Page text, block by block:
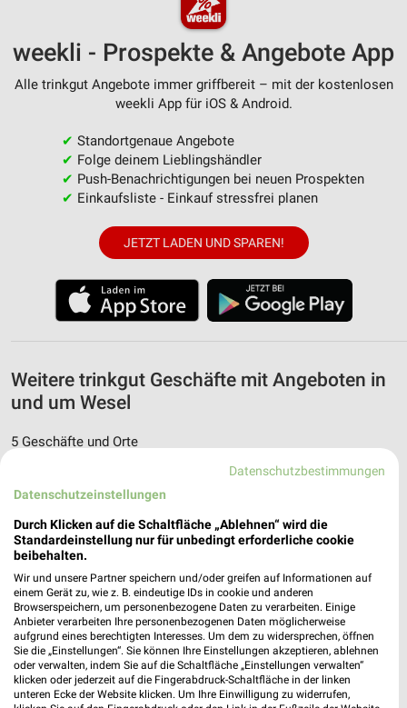
weekli - Prospekte & Angebote App
Alle trinkgut Angebote immer griffbereit – mit der kostenlosen
weekli App für iOS & Android.
✔ Standortgenaue Angebote
✔ Folge deinem Lieblingshändler
✔ Push-Benachrichtigungen bei neuen Prospekten
✔ Einkaufsliste - Einkauf stressfrei planen
JETZT LADEN UND SPAREN!
Weitere trinkgut Geschäfte mit Angeboten in
und um Wesel
5 Geschäfte und Orte
trinkgut Angebote in Herten
Herten, Deutschland
trinkgut Angebote in Marl Sinsen
Marl Sinsen, Deutschland
436,22 km
Datenschutzbestimmungen
Datenschutzeinstellungen
Durch Klicken auf die Schaltfläche „Ablehnen“ wird die
Standardeinstellung nur für unbedingt erforderliche cookie
beibehalten.
Wir und unsere Partner speichern und/oder greifen auf Informationen auf
einem Gerät zu, wie z. B. eindeutige IDs in cookie und anderen
Browserspeichern, um personenbezogene Daten zu verarbeiten. Einige
Anbieter verarbeiten Ihre personenbezogenen Daten möglicherweise
aufgrund eines berechtigten Interesses. Um dem zu widersprechen, öffnen
Sie die „Einstellungen“. Sie können Ihre Einstellungen akzeptieren, ablehnen
oder verwalten, indem Sie auf die Schaltfläche „Einstellungen verwalten“
klicken oder jederzeit auf die Fingerabdruck-Schaltfläche in der linken
unteren Ecke der Website klicken. Um Ihre Einwilligung zu widerrufen,